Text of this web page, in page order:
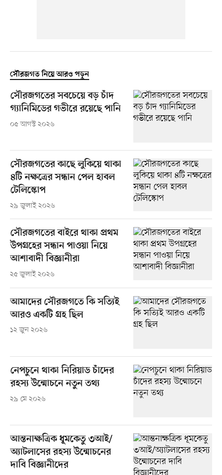
সৌরজগত নিয়ে আরও পড়ুন
সৌরজগতের সবচেয়ে বড় চাঁদ
গ্যানিমিডের গভীরে রয়েছে পানি
০৫ আগস্ট ২০২৬
সৌরজগতের কাছে লুকিয়ে থাকা
৪টি নক্ষত্রের সন্ধান পেল হাবল
টেলিস্কোপ
২৯ জুলাই ২০২৬
সৌরজগতের বাইরে থাকা প্রথম
উপগ্রহের সন্ধান পাওয়া নিয়ে
আশাবাদী বিজ্ঞানীরা
২৫ জুলাই ২০২৬
আমাদের সৌরজগতে কি সত্যিই
আরও একটি গ্রহ ছিল
১২ জুন ২০২৬
নেপচুনে থাকা নিরিয়াড চাঁদের
রহস্য উন্মোচনে নতুন তথ্য
২৯ মে ২০২৬
আন্তনাক্ষত্রিক ধূমকেতু ৩আই/
অ্যাটলাসের রহস্য উন্মোচনের
দাবি বিজ্ঞানীদের